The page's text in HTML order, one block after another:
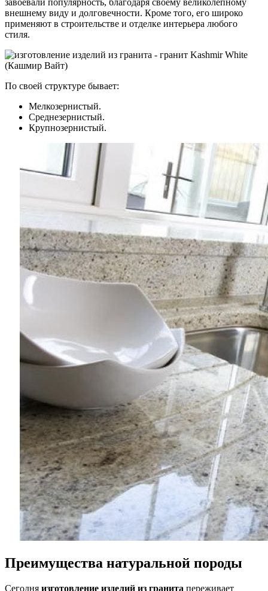
завоевали популярность, благодаря своему великолепному
внешнему виду и долговечности. Кроме того, его широко
применяют в строительстве и отделке интерьера любого
стиля.
По своей структуре бывает:
Мелкозернистый.
Среднезернистый.
Крупнозернистый.
Преимущества натуральной породы
Сегодня изготовление изделий из гранита переживает